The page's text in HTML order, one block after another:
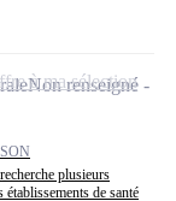
plusieurs
de santé
Non renseigné
à ma sélection